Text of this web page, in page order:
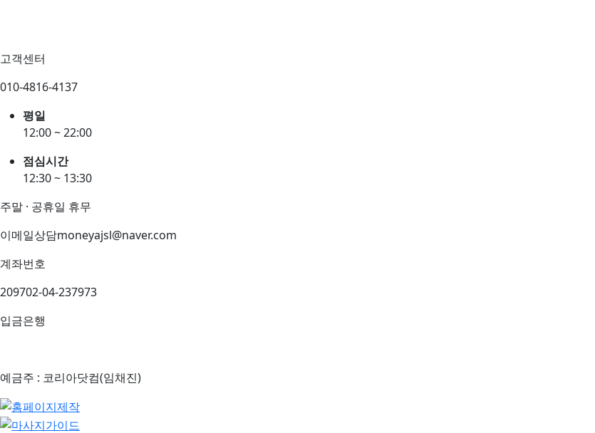
고객센터
010-4816-4137
평일
12:00 ~ 22:00
점심시간
12:30 ~ 13:30
주말 · 공휴일 휴무
이메일상담moneyajsl@naver.com
계좌번호
209702-04-237973
입금은행
예금주 : 코리아닷컴(임채진)